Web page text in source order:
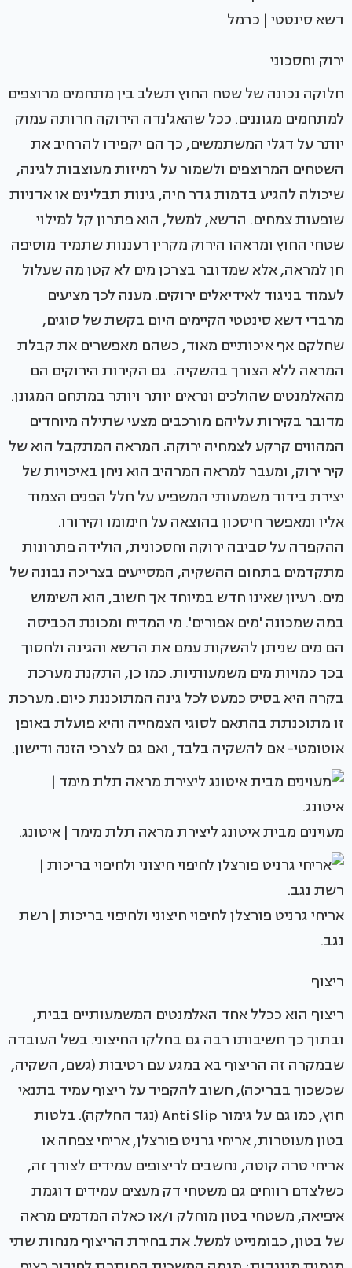
דשא סינטטי | כרמל
ירוק וחסכוני
חלוקה נכונה של שטח החוץ תשלב בין מתחמים מרוצפים
למתחמים מגוננים. ככל שהאג'נדה הירוקה חרותה עמוק
יותר על דגלי המשתמשים, כך הם יקפידו להרחיב את
השטחים המרוצפים ולשמור על רמיזות מעוצבות לגינה,
שיכולה להגיע בדמות גדר חיה, גינות תבלינים או אדניות
שופעות צמחים. הדשא, למשל, הוא פתרון קל למילוי
שטחי החוץ ומראהו הירוק מקרין רעננות שתמיד מוסיפה
חן למראה, אלא שמדובר בצרכן מים לא קטן מה שעלול
לעמוד בניגוד לאידיאלים ירוקים. מענה לכך מציעים
מרבדי דשא סינטטי הקיימים היום בקשת של סוגים,
שחלקם אף איכותיים מאוד, כשהם מאפשרים את קבלת
המראה ללא הצורך בהשקיה. גם הקירות הירוקים הם
מהאלמנטים שהולכים ונראים יותר ויותר במתחם המגונן.
מדובר בקירות עליהם מורכבים מצעי שתילה מיוחדים
המהווים קרקע לצמחיה ירוקה. המראה המתקבל הוא של
קיר ירוק, ומעבר למראה המרהיב הוא ניחן באיכויות של
יצירת בידוד משמעותי המשפיע על חלל הפנים הצמוד
אליו ומאפשר חיסכון בהוצאה על חימומו וקירורו.
ההקפדה על סביבה ירוקה וחסכונית, הולידה פתרונות
מתקדמים בתחום ההשקיה, המסייעים בצריכה נבונה של
מים. רעיון שאינו חדש במיוחד אך חשוב, הוא השימוש
במה שמכונה 'מים אפורים'. מי המדיח ומכונת הכביסה
הם מים שניתן להשקות עמם את הדשא והגינה ולחסוך
בכך כמויות מים משמעותיות. כמו כן, התקנת מערכת
בקרה היא בסיס כמעט לכל גינה המתוכננת כיום. מערכת
זו מתוכנתת בהתאם לסוגי הצמחייה והיא פועלת באופן
אוטומטי- אם להשקיה בלבד, ואם גם לצרכי הזנה ודישון.
מעוינים מבית איטונג ליצירת מראה תלת מימד | איטונג.
אריחי גרניט פורצלן לחיפוי חיצוני ולחיפוי בריכות | רשת
נגב.
ריצוף
ריצוף הוא ככלל אחד האלמנטים המשמעותיים בבית,
ובתוך כך חשיבותו רבה גם בחלקו החיצוני. בשל העובדה
שבמקרה זה הריצוף בא במגע עם רטיבות (גשם, השקיה,
שכשכוך בבריכה), חשוב להקפיד על ריצוף עמיד בתנאי
חוץ, כמו גם על גימור Anti Slip (נגד החלקה). בלטות
בטון מעוטרות, אריחי גרניט פורצלן, אריחי צפחה או
אריחי טרה קוטה, נחשבים לריצופים עמידים לצורך זה,
כשלצדם רווחים גם משטחי דק מעצים עמידים דוגמת
איפיאה, משטחי בטון מוחלק ו/או כאלה המדמים מראה
של בטון, כבומנייט למשל. את בחירת הריצוף מנחות שתי